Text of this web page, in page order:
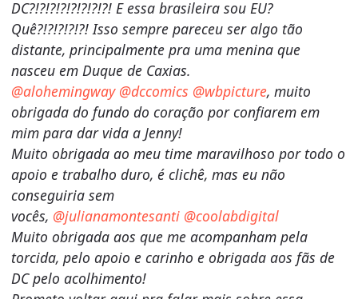
DC?!?!?!?!?!?!?!?! E essa brasileira sou EU?
Quê?!?!?!?!?! Isso sempre pareceu ser algo tão
distante, principalmente pra uma menina que
nasceu em Duque de Caxias.
@alohemingway @dccomics @wbpicture, muito
obrigada do fundo do coração por confiarem em
mim para dar vida a Jenny!
Muito obrigada ao meu time maravilhoso por todo o
apoio e trabalho duro, é clichê, mas eu não
conseguiria sem
vocês, @julianamontesanti @coolabdigital
Muito obrigada aos que me acompanham pela
torcida, pelo apoio e carinho e obrigada aos fãs de
DC pelo acolhimento!